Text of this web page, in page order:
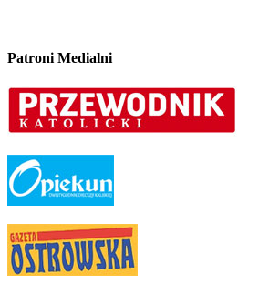
Patroni Medialni